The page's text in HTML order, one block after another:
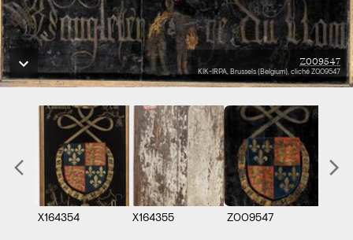
Z009547
KIK-IRPA, Brussels (Belgium), cliché Z009547
X164354 X164355 Z009547